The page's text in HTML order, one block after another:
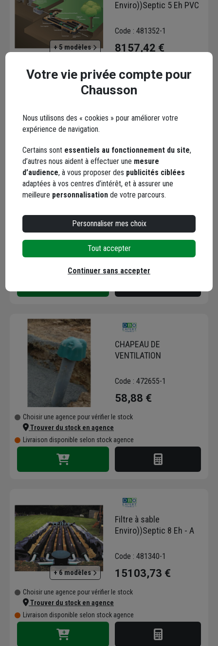
+ 5 modèles
Enviro))Septic 5 Eh PVC
Code : 481352-1
8157,42 €
Trouver du stock en agence
Livraison disponible selon stock agence
+ 1 modèle
REHAUSSE 15CM
REGARD DE DISTRIB.
467,23 €
Choisir une agence pour vérifier le stock
Trouver du stock en agence
CHAPEAU DE
VENTILATION
Code : 472655-1
58,88 €
Choisir une agence pour vérifier le stock
Trouver du stock en agence
Livraison disponible selon stock agence
+ 6 modèles
Filtre à sable
Enviro))Septic 8 Eh - A
Code : 481340-1
15103,73 €
Choisir une agence pour vérifier le stock
Trouver du stock en agence
Livraison disponible selon stock agence
Votre vie privée compte pour
Chausson
Nous utilisons des « cookies » pour améliorer votre
expérience de navigation.
Certains sont essentiels au fonctionnement du site,
d’autres nous aident à effectuer une mesure
d’audience, à vous proposer des publicités ciblées
adaptées à vos centres d’intérêt, et à assurer une
meilleure personnalisation de votre parcours.
Personnaliser mes choix
Tout accepter
Continuer sans accepter